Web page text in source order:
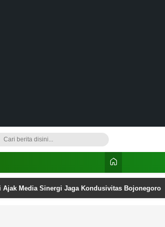
Ajak Media Sinergi Jaga Kondusivitas Bojonegoro